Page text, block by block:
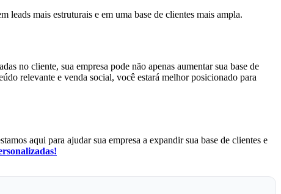
leads mais estruturais e em uma base de clientes mais ampla.
no cliente, sua empresa pode não apenas aumentar sua base de
relevante e venda social, você estará melhor posicionado para
aqui para ajudar sua empresa a expandir sua base de clientes e